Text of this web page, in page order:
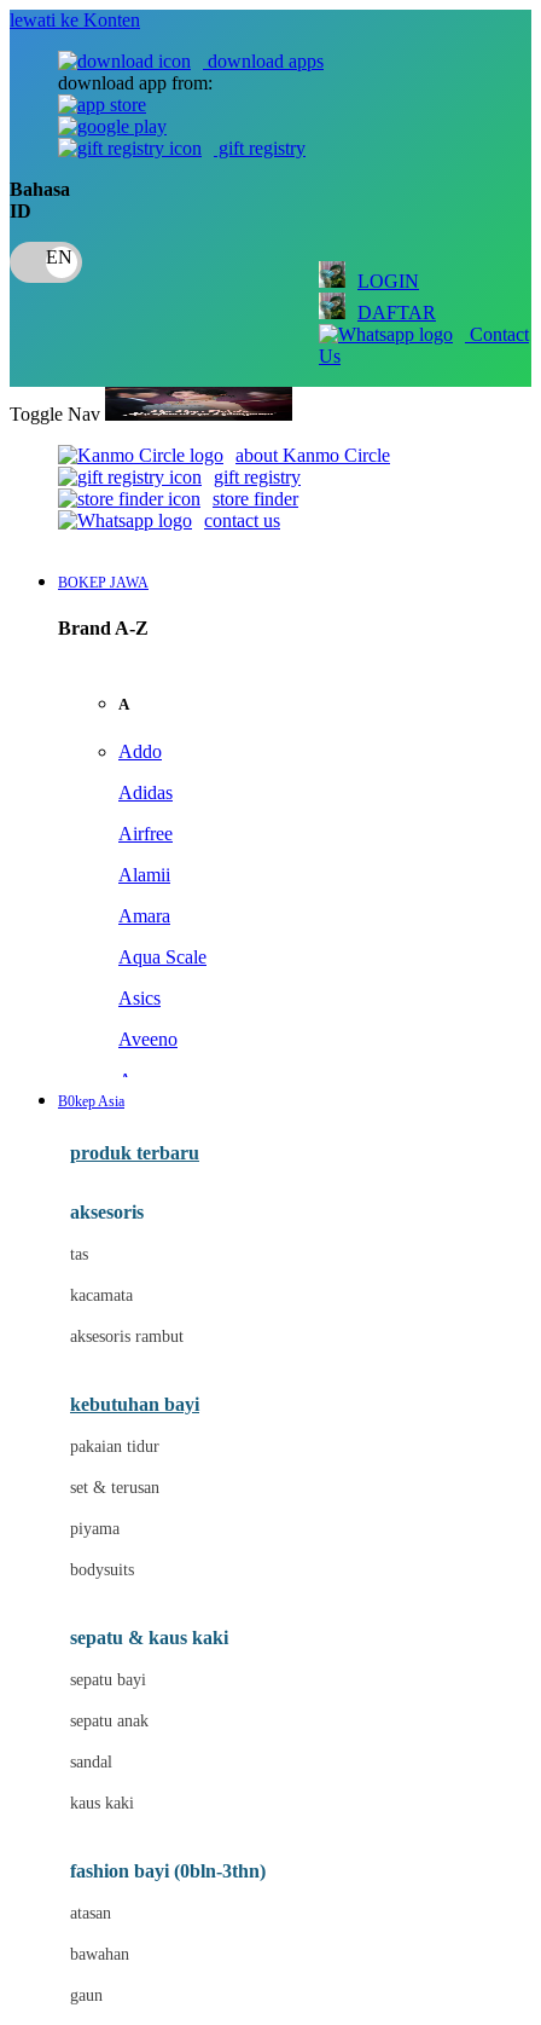
lewati ke Konten
download apps
download app from:
gift registry
Bahasa
ID
LOGIN
DAFTAR
Contact
Us
Toggle Nav
about Kanmo Circle
gift registry
store finder
contact us
BOKEP JAWA
Brand A-Z
A
Addo
Adidas
Airfree
Alamii
Amara
Aqua Scale
Asics
Aveeno
Awan
Baabaasheepz
Baby Dove
Baby Jogger
Beauty Barn
Bio Oil
Biolane
Bizzi Growin
Blooming Marvellous
Bravado
B0kep Asia
produk terbaru
aksesoris
tas
kacamata
aksesoris rambut
kebutuhan bayi
pakaian tidur
set & terusan
piyama
bodysuits
sepatu & kaus kaki
sepatu bayi
sepatu anak
sandal
kaus kaki
fashion bayi (0bln-3thn)
atasan
bawahan
gaun